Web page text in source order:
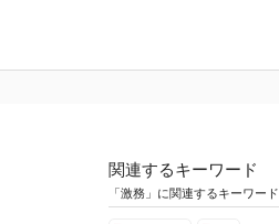
関連するキーワード
「激務」に関連するキーワード